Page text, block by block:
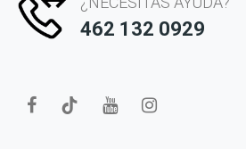
462 132 0929